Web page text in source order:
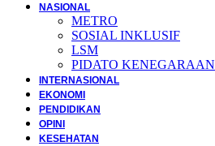
NASIONAL
METRO
SOSIAL INKLUSIF
LSM
PIDATO KENEGARAAN
INTERNASIONAL
EKONOMI
PENDIDIKAN
OPINI
KESEHATAN